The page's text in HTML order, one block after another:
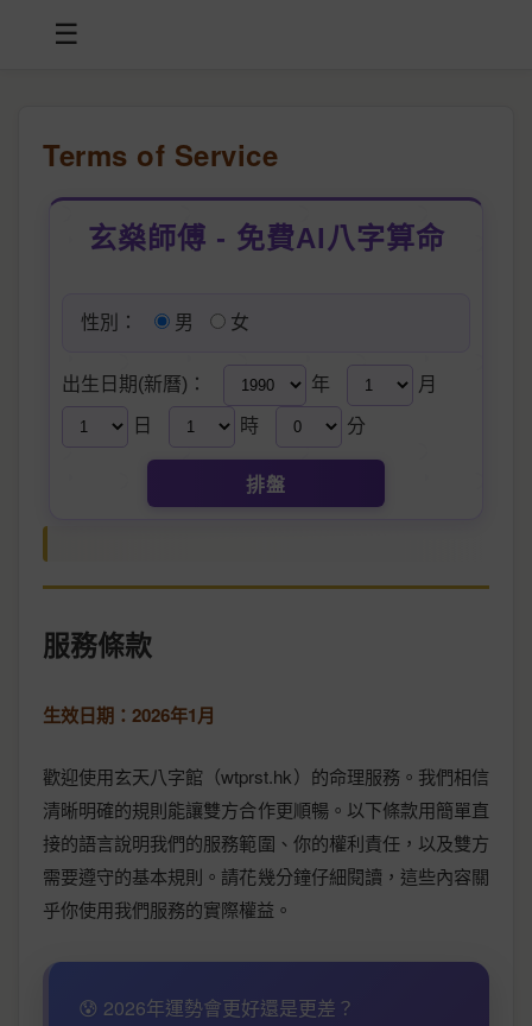
☰
Terms of Service
玄燊師傅 - 免費AI八字算命
性別： 男 女
出生日期(新曆)： 年 月
日 時 分
排盤
服務條款
生效日期：2026年1月
歡迎使用玄天八字館（wtprst.hk）的命理服務。我們相信
清晰明確的規則能讓雙方合作更順暢。以下條款用簡單直
接的語言說明我們的服務範圍、你的權利責任，以及雙方
需要遵守的基本規則。請花幾分鐘仔細閱讀，這些內容關
乎你使用我們服務的實際權益。
😰 2026年運勢會更好還是更差？